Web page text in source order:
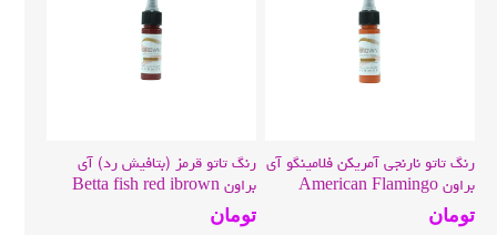
رنگ تاتو نارنجی آمریکن فلامینگو آی
براون American Flamingo
ibrown
تومان
رنگ تاتو قرمز (بتافیش رد) آی
براون Betta fish red ibrown
تومان